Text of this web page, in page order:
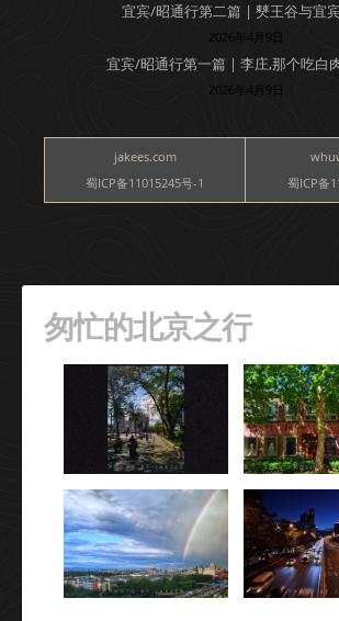
宜宾/昭通行第二篇 | 僰王谷与宜
2026年4月9日
宜宾/昭通行第一篇 | 李庄,那个吃白
2026年4月9日
jakees.com
蜀ICP备11015245号-1
蜀ICP备
匆忙的北京之行